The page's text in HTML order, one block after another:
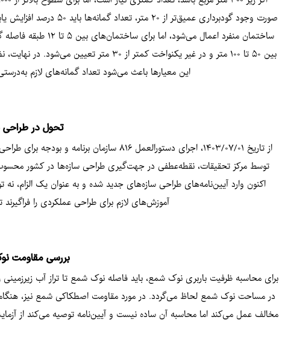
بین ۵۰ تا ۱۰۰ متر و در غیر یکنواخت
این معیارها باعث می‌شود تعداد گمانه‌های لازم
تحول در طراحی
از تاریخ ۱۴۰۳/۰۷/۰۱، اجرای دستورالعمل
اکنون وارد آیین‌نامه‌های طراحی سازه‌های جدید شده و به عنوان یک الزام، نه
آموزش‌های لازم برای طراحی عملکردی را
بررسی مقاومت
برای محاسبه ظرفیت باربری نوک شمع، باید فاصله نوک شمع تا تراز آب
در مساحت نوک شمع لحاظ می‌گردد. در مورد مقاومت اصطکاکی شمع نیز،